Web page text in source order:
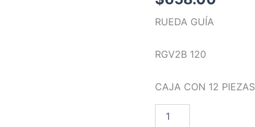
RUEDA GUÍA
RGV2B 120
CAJA CON 12 PIEZAS
120